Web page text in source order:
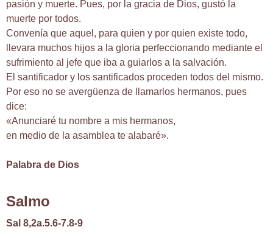
pasión y muerte. Pues, por la gracia de Dios, gustó la
muerte por todos.
Convenía que aquel, para quien y por quien existe todo,
llevara muchos hijos a la gloria perfeccionando mediante el
sufrimiento al jefe que iba a guiarlos a la salvación.
El santificador y los santificados proceden todos del mismo.
Por eso no se avergüenza de llamarlos hermanos, pues
dice:
«Anunciaré tu nombre a mis hermanos,
en medio de la asamblea te alabaré».
Palabra de Dios
Salmo
Sal 8,2a.5.6-7.8-9